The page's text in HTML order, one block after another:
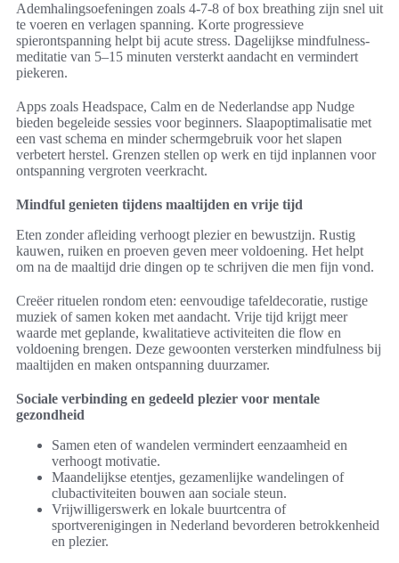
Ademhalingsoefeningen zoals 4-7-8 of box breathing zijn snel uit
te voeren en verlagen spanning. Korte progressieve
spierontspanning helpt bij acute stress. Dagelijkse mindfulness-
meditatie van 5–15 minuten versterkt aandacht en vermindert
piekeren.
Apps zoals Headspace, Calm en de Nederlandse app Nudge
bieden begeleide sessies voor beginners. Slaapoptimalisatie met
een vast schema en minder schermgebruik voor het slapen
verbetert herstel. Grenzen stellen op werk en tijd inplannen voor
ontspanning vergroten veerkracht.
Mindful genieten tijdens maaltijden en vrije tijd
Eten zonder afleiding verhoogt plezier en bewustzijn. Rustig
kauwen, ruiken en proeven geven meer voldoening. Het helpt
om na de maaltijd drie dingen op te schrijven die men fijn vond.
Creëer rituelen rondom eten: eenvoudige tafeldecoratie, rustige
muziek of samen koken met aandacht. Vrije tijd krijgt meer
waarde met geplande, kwalitatieve activiteiten die flow en
voldoening brengen. Deze gewoonten versterken mindfulness bij
maaltijden en maken ontspanning duurzamer.
Sociale verbinding en gedeeld plezier voor mentale
gezondheid
Samen eten of wandelen vermindert eenzaamheid en
verhoogt motivatie.
Maandelijkse etentjes, gezamenlijke wandelingen of
clubactiviteiten bouwen aan sociale steun.
Vrijwilligerswerk en lokale buurtcentra of
sportverenigingen in Nederland bevorderen betrokkenheid
en plezier.